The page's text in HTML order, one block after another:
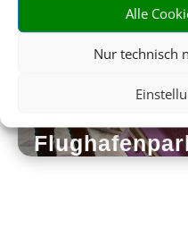
Alle
Nur technisch